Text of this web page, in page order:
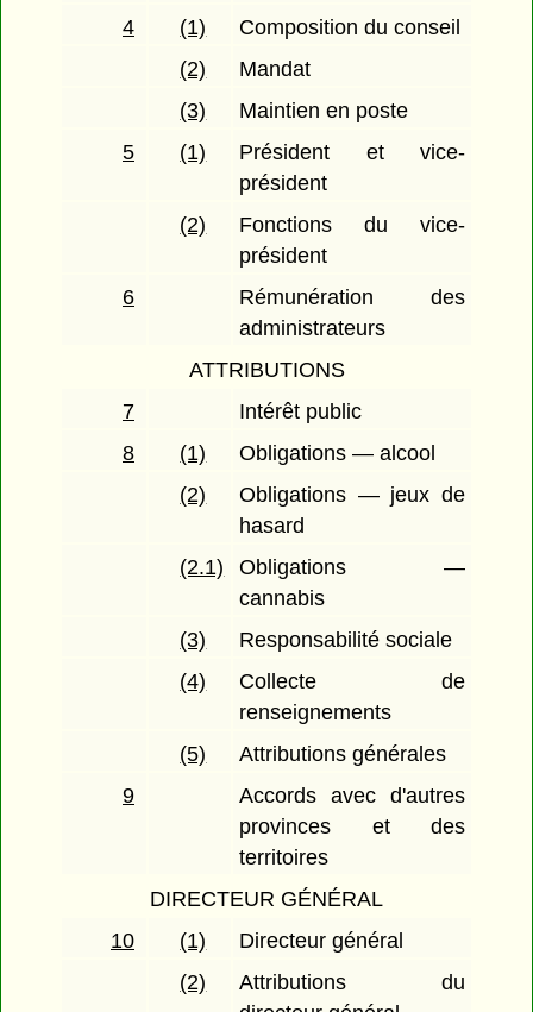
4
(1)
Composition du conseil
(2)
Mandat
(3)
Maintien en poste
5
(1)
Président et vice-
président
(2)
Fonctions du vice-
président
6
Rémunération des
administrateurs
ATTRIBUTIONS
7
Intérêt public
8
(1)
Obligations — alcool
(2)
Obligations — jeux de
hasard
(2.1)
Obligations —
cannabis
(3)
Responsabilité sociale
(4)
Collecte de
renseignements
(5)
Attributions générales
9
Accords avec d'autres
provinces et des
territoires
DIRECTEUR GÉNÉRAL
10
(1)
Directeur général
(2)
Attributions du